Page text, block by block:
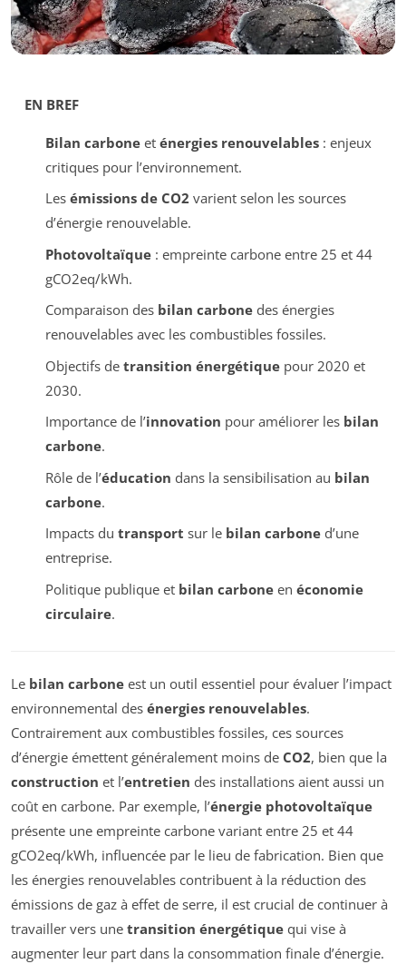
EN BREF
Bilan carboneet énergies renouvelables: enjeux
critiques pour l’environnement.
Les émissions de CO2 varient selon les sources
d’énergie renouvelable.
Photovoltaïque: empreinte carbone entre 25 et 44
gCO2eq/kWh.
Comparaison des bilan carbonedes énergies
renouvelables avec les combustibles fossiles.
Objectifs de transition énergétiquepour 2020 et
2030.
Importance de l’innovation pour améliorer les bilan
carbone.
Rôle de l’éducation dans la sensibilisation au bilan
carbone.
Impacts du transport sur le bilan carboned’une
entreprise.
Politique publique et bilan carboneen économie
circulaire.
Le bilan carbone est un outil essentiel pour évaluer l’impact
environnemental des énergies renouvelables.
Contrairement aux combustibles fossiles, ces sources
d’énergie émettent généralement moins de CO2, bien que la
construction et l’entretien des installations aient aussi un
coût en carbone. Par exemple, l’énergie photovoltaïque
présente une empreinte carbone variant entre 25 et 44
gCO2eq/kWh, influencée par le lieu de fabrication. Bien que
les énergies renouvelables contribuent à la réduction des
émissions de gaz à effet de serre, il est crucial de continuer à
travailler vers une transition énergétique qui vise à
augmenter leur part dans la consommation finale d’énergie.